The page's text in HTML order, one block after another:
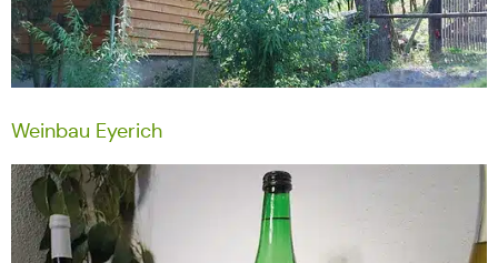
Weinbau Eyerich